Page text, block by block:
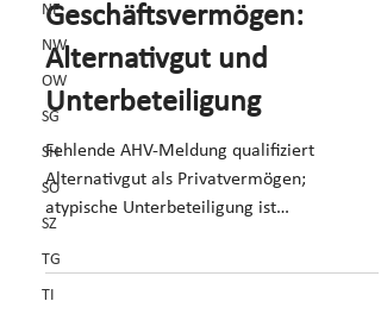
NE
NW
OW
SG
SH
SO
SZ
TG
TI
Geschäftsvermögen:
Alternativgut und
Unterbeteiligung
Fehlende AHV-Meldung qualifiziert
Alternativgut als Privatvermögen;
atypische Unterbeteiligung ist
Bezug.